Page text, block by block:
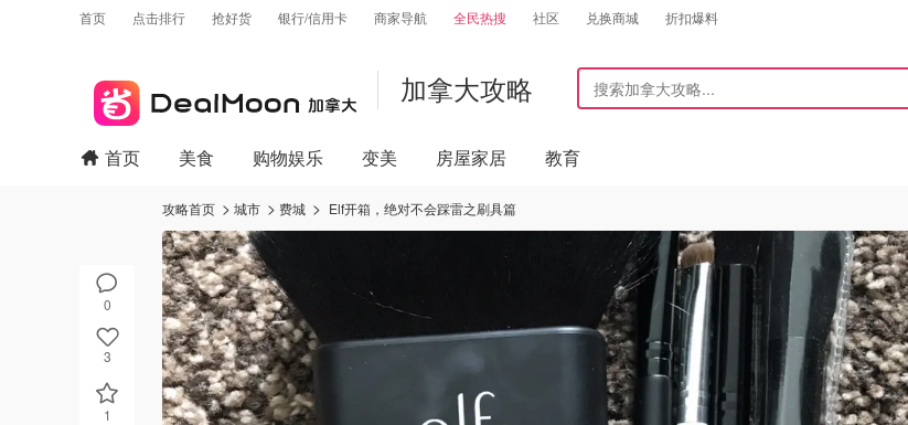
首页 点击排行 抢好货 银行/信用卡 商家导航 全民热搜 社区 兑换商城 折扣爆料
加拿大攻略
0
3
1
首页 美食 购物娱乐 变美 房屋家居 教育
攻略首页 城市 费城 Elf开箱，绝对不会踩雷之刷具篇